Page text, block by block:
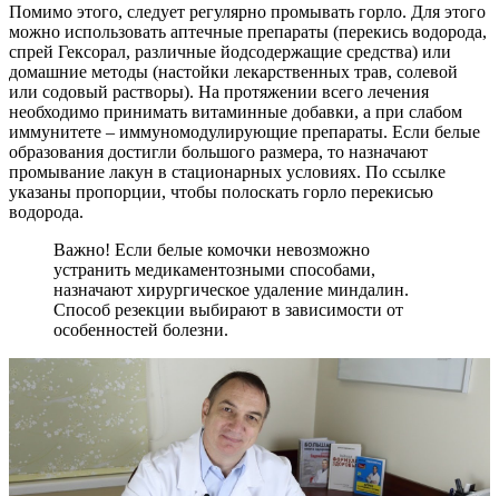
Помимо этого, следует регулярно промывать горло. Для этого
можно использовать аптечные препараты (перекись водорода,
спрей Гексорал, различные йодсодержащие средства) или
домашние методы (настойки лекарственных трав, солевой
или содовый растворы). На протяжении всего лечения
необходимо принимать витаминные добавки, а при слабом
иммунитете – иммуномодулирующие препараты. Если белые
образования достигли большого размера, то назначают
промывание лакун в стационарных условиях. По ссылке
указаны пропорции, чтобы полоскать горло перекисью
водорода.
Важно! Если белые комочки невозможно
устранить медикаментозными способами,
назначают хирургическое удаление миндалин.
Способ резекции выбирают в зависимости от
особенностей болезни.